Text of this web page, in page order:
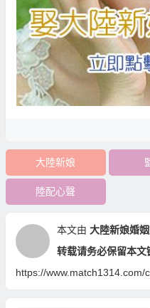
大陸新娘
陸配心聲
本文由 大陸新娘婚
转载请务必保留本文
https://